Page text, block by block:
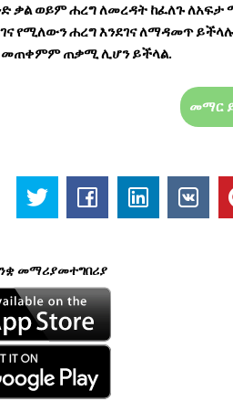
ቃል ወይም ሐረግ ለመረዳት ከፈለጉ
የሚለውን ሐረግ እንደገና ለማዳመጥ
መጠቀምም ጠቃሚ ሊሆን ይችላል.
መማር
መማሪያመተግበሪያ